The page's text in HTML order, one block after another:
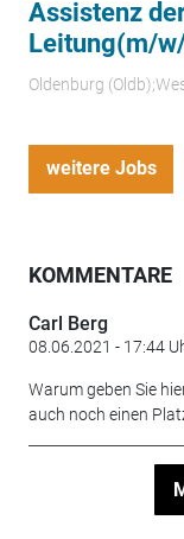
Assistenz
Leitung(m/
Oldenburg
weitere Jobs
KOMMENTARE
Carl Berg
08.06.2021 - 17:44
Warum geben Sie
auch noch einen